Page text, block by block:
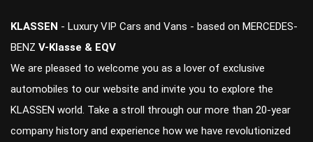
KLASSEN - Luxury VIP Cars and Vans - based on MERCEDES-
BENZ V-Klasse & EQV
We are pleased to welcome you as a lover of exclusive
automobiles to our website and invite you to explore the
KLASSEN world. Take a stroll through our more than 20-year
company history and experience how we have revolutionized